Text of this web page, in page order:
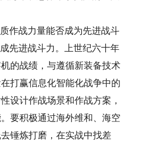
作战力量能否成为先进战斗
先进战斗力。上世纪六十年
的战绩，与遵循新装备技术
打赢信息化智能化战争中的
设计作战场景和作战方案，
要积极通过海外维和、海空
锤炼打磨，在实战中找差